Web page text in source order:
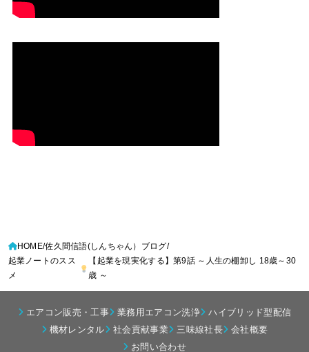
HOME 佐久間信語(しんちゃん）ブログ
起業ノートのスス
メ
【起業を現実化する】第9話 ～人生の棚卸し 18歳～30
歳 ～
エアコン販売・工事 業務用エアコン洗浄
ハイブリッド型配信
機材レンタル
社会貢献事業 三味線社長
会社概要
お問い合わせ